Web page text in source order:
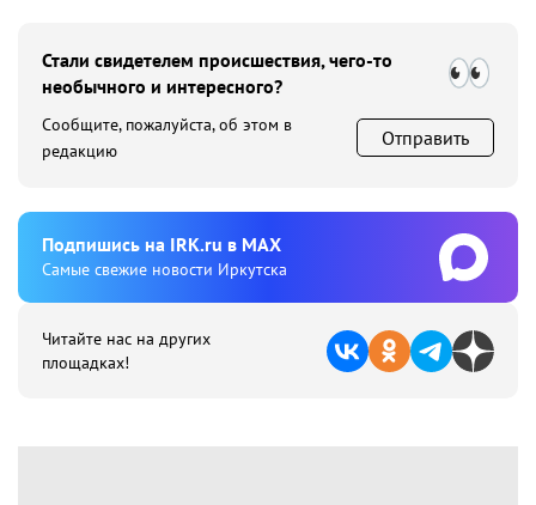
Стали свидетелем происшествия, чего-то
необычного и интересного?
Сообщите, пожалуйста, об этом в
редакцию
Отправить
Подпишиcь на IRK.ru в MAX
Cамые свежие новости Иркутска
Читайте нас на других
площадках!